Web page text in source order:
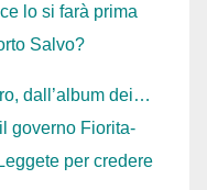
lo si farà prima
Salvo?
dall’album dei…
governo Fiorita-
per credere